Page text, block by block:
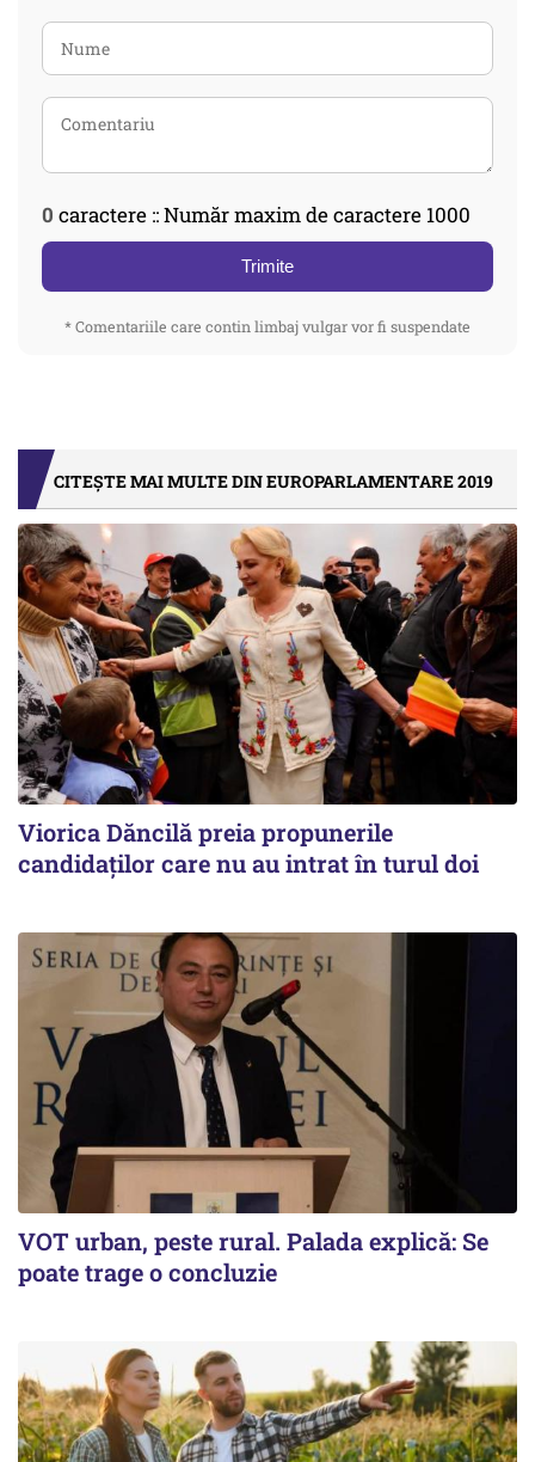
0 caractere :: Număr maxim de caractere 1000
Trimite
* Comentariile care contin limbaj vulgar vor fi suspendate
CITEȘTE MAI MULTE DIN EUROPARLAMENTARE 2019
Viorica Dăncilă preia propunerile
candidaților care nu au intrat în turul doi
VOT urban, peste rural. Palada explică: Se
poate trage o concluzie